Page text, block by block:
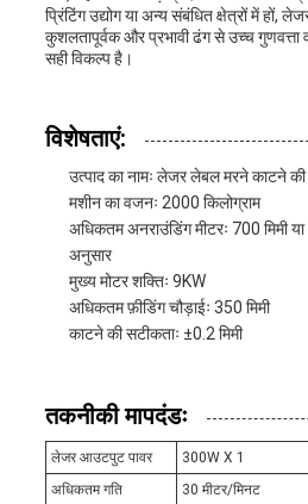
प्रिंटिंग उद्योग या अन्य संबंधित क्षेत्रों में हों,
कुशलतापूर्वक और प्रभावी ढंग से उच्च गुणवत्ता
सही विकल्प है।
विशेषताएं:
उत्पाद का नामः लेजर लेबल मरने काटने
मशीन का वजनः 2000 किलोग्राम
अधिकतम अनराउंडिंग मीटरः 700 मिमी
अनुसार
मुख्य मोटर शक्तिः 9KW
अधिकतम फ़ीडिंग चौड़ाईः 350 मिमी
काटने की सटीकताः ±0.2 मिमी
तकनीकी मापदंडः
लेजर आउटपुट पावर
300W X 1
अधिकतम गति
30 मीटर/मिनट